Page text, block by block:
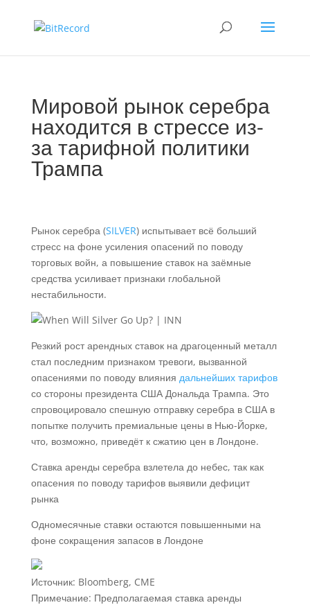
Мировой рынок серебра
находится в стрессе из-
за тарифной политики
Трампа
Рынок серебра (SILVER) испытывает всё больший
стресс на фоне усиления опасений по поводу
торговых войн, а повышение ставок на заёмные
средства усиливает признаки глобальной
нестабильности.
Резкий рост арендных ставок на драгоценный металл
стал последним признаком тревоги, вызванной
опасениями по поводу влияния дальнейших тарифов
со стороны президента США Дональда Трампа. Это
спровоцировало спешную отправку серебра в США в
попытке получить премиальные цены в Нью-Йорке,
что, возможно, приведёт к сжатию цен в Лондоне.
Ставка аренды серебра взлетела до небес, так как
опасения по поводу тарифов выявили дефицит
рынка
Одномесячные ставки остаются повышенными на
фоне сокращения запасов в Лондоне
Источник: Bloomberg, CME
Примечание: Предполагаемая ставка аренды